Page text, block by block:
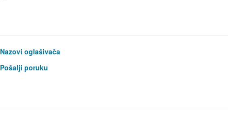
Nazovi oglašivača
Pošalji poruku